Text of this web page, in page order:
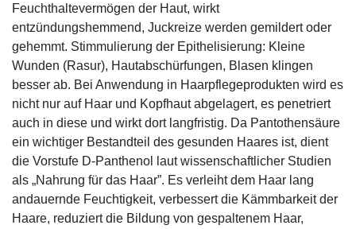
Feuchthaltevermögen der Haut, wirkt
entzündungshemmend, Juckreize werden gemildert oder
gehemmt. Stimmulierung der Epithelisierung: Kleine
Wunden (Rasur), Hautabschürfungen, Blasen klingen
besser ab. Bei Anwendung in Haarpflegeprodukten wird es
nicht nur auf Haar und Kopfhaut abgelagert, es penetriert
auch in diese und wirkt dort langfristig. Da Pantothensäure
ein wichtiger Bestandteil des gesunden Haares ist, dient
die Vorstufe D-Panthenol laut wissenschaftlicher Studien
als „Nahrung für das Haar”. Es verleiht dem Haar lang
andauernde Feuchtigkeit, verbessert die Kämmbarkeit der
Haare, reduziert die Bildung von gespaltenem Haar,